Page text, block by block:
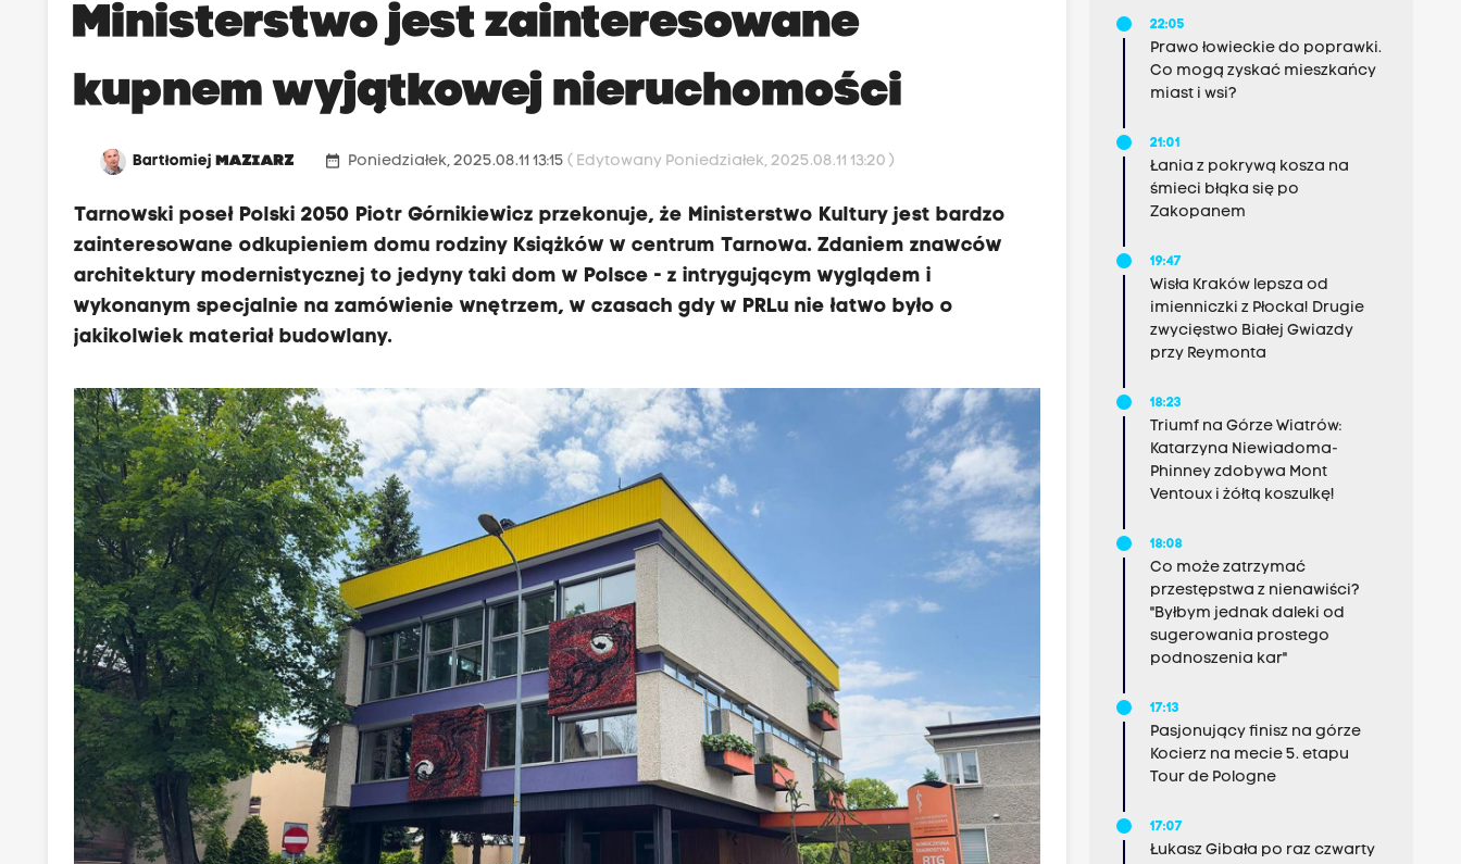
Ministerstwo jest zainteresowane
kupnem wyjątkowej nieruchomości
BartłomiejMAZIARZ date_range Poniedziałek, 2025.08.11 13:15( Edytowany Poniedziałek, 2025.08.11 13:20 )
Tarnowski poseł Polski 2050 Piotr Górnikiewicz przekonuje, że Ministerstwo Kultury jest bardzo
zainteresowane odkupieniem domu rodziny Książków w centrum Tarnowa. Zdaniem znawców
architektury modernistycznej to jedyny taki dom w Polsce - z intrygującym wyglądem i
wykonanym specjalnie na zamówienie wnętrzem, w czasach gdy w PRLu nie łatwo było o
jakikolwiek materiał budowlany.
22:05
Prawo łowieckie do poprawki.
Co mogą zyskać mieszkańcy
miast i wsi?
21:01
Łania z pokrywą kosza na
śmieci błąka się po
Zakopanem
19:47
Wisła Kraków lepsza od
imienniczki z Płocka! Drugie
zwycięstwo Białej Gwiazdy
przy Reymonta
18:23
Triumf na Górze Wiatrów:
Katarzyna Niewiadoma-
Phinney zdobywa Mont
Ventoux i żółtą koszulkę!
18:08
Co może zatrzymać
przestępstwa z nienawiści?
"Byłbym jednak daleki od
sugerowania prostego
podnoszenia kar"
17:13
Pasjonujący finisz na górze
Kocierz na mecie 5. etapu
Tour de Pologne
17:07
Łukasz Gibała po raz czwarty